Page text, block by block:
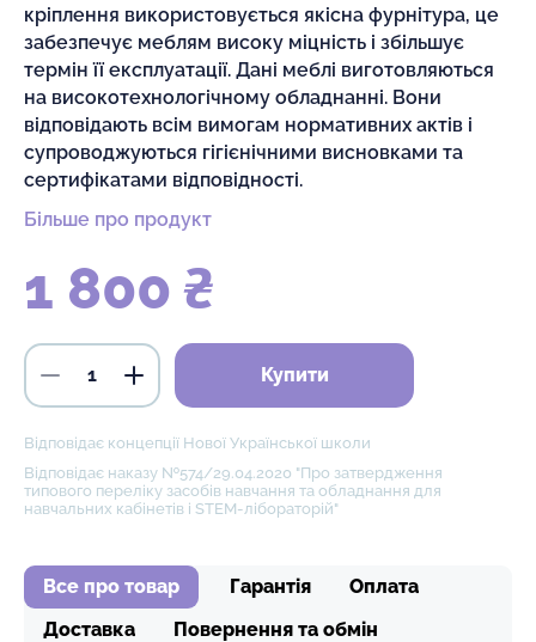
кріплення використовується якісна фурнітура, це
забезпечує меблям високу міцність і збільшує
термін її експлуатації. Дані меблі виготовляються
на високотехнологічному обладнанні. Вони
відповідають всім вимогам нормативних актів і
супроводжуються гігієнічними висновками та
сертифікатами відповідності.
Більше про продукт
1 800 ₴
Купити
Відповідає концепції Нової Української школи
Відповідає наказу №574/29.04.2020 "Про затвердження
типового переліку засобів навчання та обладнання для
навчальних кабінетів і STEM-лібораторій"
Все про товар Гарантія
Оплата
Доставка
Повернення та обмін